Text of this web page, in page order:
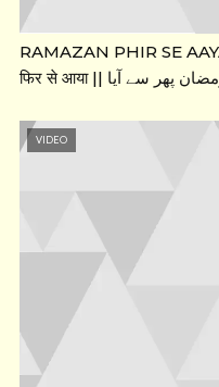
RAMAZAN PHIR SE
VIDEO